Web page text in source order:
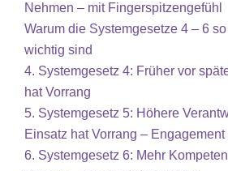
Nehmen – mit Fingerspitzengefühl
Warum die Systemgesetze 4 – 6
wichtig sind
4. Systemgesetz 4: Früher vor
hat Vorrang
5. Systemgesetz 5: Höhere
Einsatz hat Vorrang –
6. Systemgesetz 6: Mehr